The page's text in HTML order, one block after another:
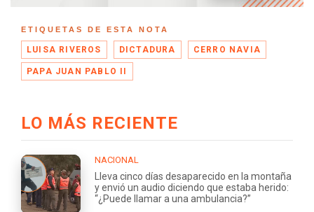
ETIQUETAS DE ESTA NOTA
LUISA RIVEROS DICTADURA CERRO NAVIA
PAPA JUAN PABLO II
LO MÁS RECIENTE
NACIONAL
Lleva cinco días desaparecido en la montaña
y envió un audio diciendo que estaba herido:
“¿Puede llamar a una ambulancia?”